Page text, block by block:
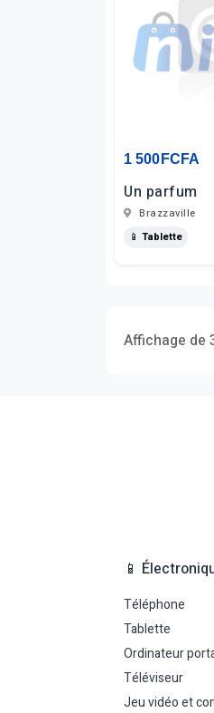
1 500FCFA
Un parfum
Brazzaville
📱 Tablette
Affichage de
📱
Téléphone
Tablette
Ordinateur
Téléviseur
Jeu vidéo et